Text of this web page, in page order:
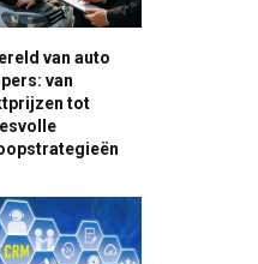
van auto
van
tot